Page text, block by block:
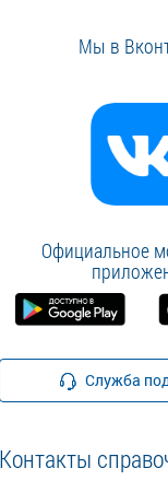
Мы в
Официальное
Служба
Контакты